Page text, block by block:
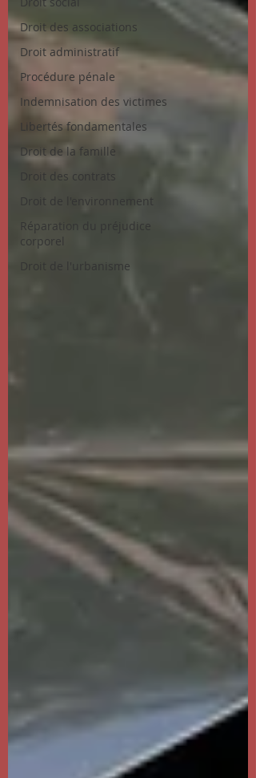
Droit des associations
Droit administratif
Procédure pénale
Indemnisation des victimes
Libertés fondamentales
Droit de la famille
Droit des contrats
Droit de l'environnement
Réparation du préjudice
corporel
Droit de l'urbanisme